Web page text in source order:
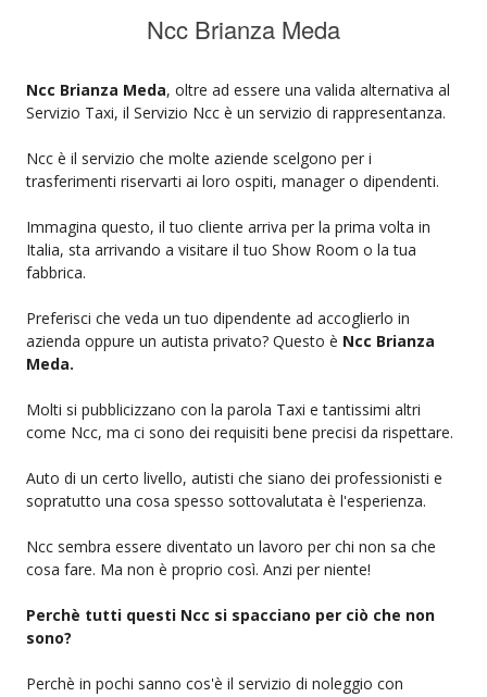
Ncc Brianza Meda
Ncc Brianza Meda, oltre ad essere una valida alternativa al
Servizio Taxi, il Servizio Ncc è un servizio di rappresentanza.
Ncc è il servizio che molte aziende scelgono per i
trasferimenti riservarti ai loro ospiti, manager o dipendenti.
Immagina questo, il tuo cliente arriva per la prima volta in
Italia, sta arrivando a visitare il tuo Show Room o la tua
fabbrica.
Preferisci che veda un tuo dipendente ad accoglierlo in
azienda oppure un autista privato? Questo è Ncc Brianza
Meda.
Molti si pubblicizzano con la parola Taxi e tantissimi altri
come Ncc, ma ci sono dei requisiti bene precisi da rispettare.
Auto di un certo livello, autisti che siano dei professionisti e
sopratutto una cosa spesso sottovalutata è l'esperienza.
Ncc sembra essere diventato un lavoro per chi non sa che
cosa fare. Ma non è proprio così. Anzi per niente!
Perchè tutti questi Ncc si spacciano per ciò che non
sono?
Perchè in pochi sanno cos'è il servizio di noleggio con